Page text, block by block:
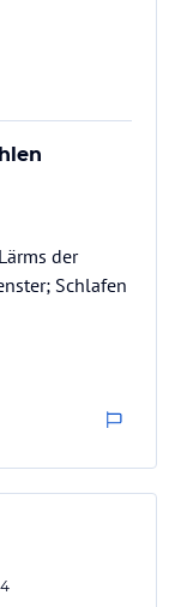
der
Schlafen